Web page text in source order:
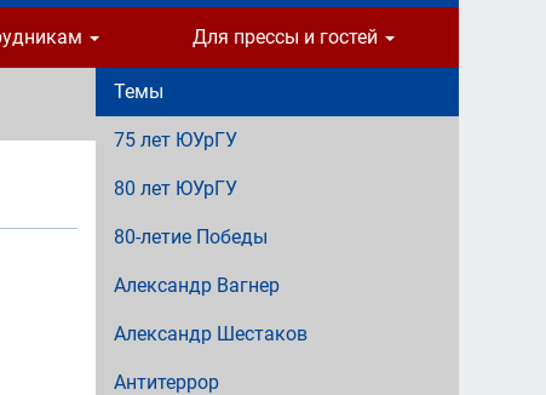
Для прессы и гостей
Темы
75 лет ЮУрГУ
80 лет ЮУрГУ
80-летие Победы
Александр Вагнер
Александр Шестаков
Антитеррор